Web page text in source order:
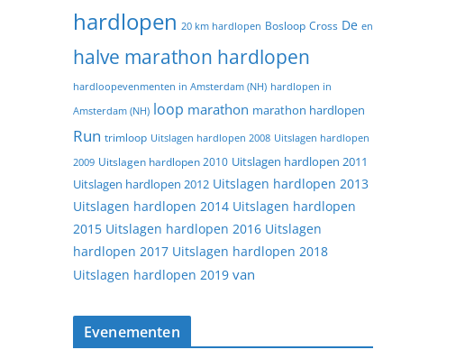
hardlopen 20 km hardlopen Bosloop Cross De en
halve marathon hardlopen
hardloopevenmenten in Amsterdam (NH) hardlopen in
Amsterdam (NH) loop marathon marathon hardlopen
Run trimloop Uitslagen hardlopen 2008 Uitslagen hardlopen
2009 Uitslagen hardlopen 2010 Uitslagen hardlopen 2011
Uitslagen hardlopen 2012 Uitslagen hardlopen 2013
Uitslagen hardlopen 2014 Uitslagen hardlopen
2015 Uitslagen hardlopen 2016 Uitslagen
hardlopen 2017 Uitslagen hardlopen 2018
Uitslagen hardlopen 2019 van
Evenementen